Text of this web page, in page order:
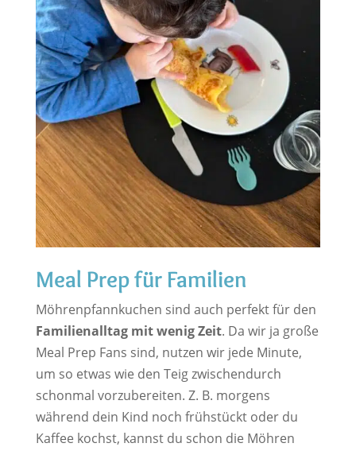
Meal Prep für Familien
Möhrenpfannkuchen sind auch perfekt für den
Familienalltag mit wenig Zeit. Da wir ja große
Meal Prep Fans sind, nutzen wir jede Minute,
um so etwas wie den Teig zwischendurch
schonmal vorzubereiten. Z. B. morgens
während dein Kind noch frühstückt oder du
Kaffee kochst, kannst du schon die Möhren